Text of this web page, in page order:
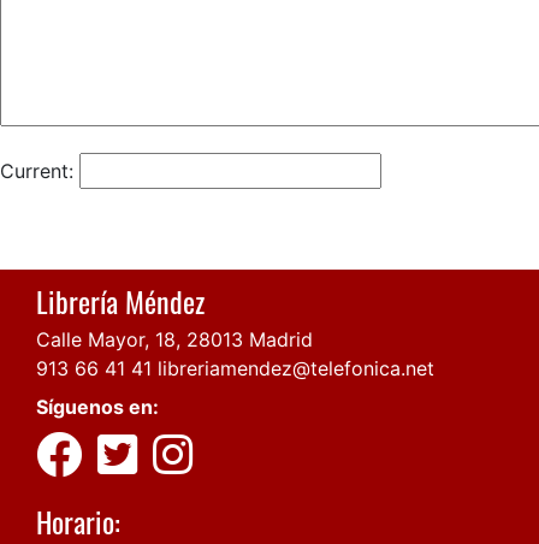
Current:
Librería Méndez
Calle Mayor, 18, 28013 Madrid
913 66 41 41 libreriamendez@telefonica.net
Síguenos en:
Horario: